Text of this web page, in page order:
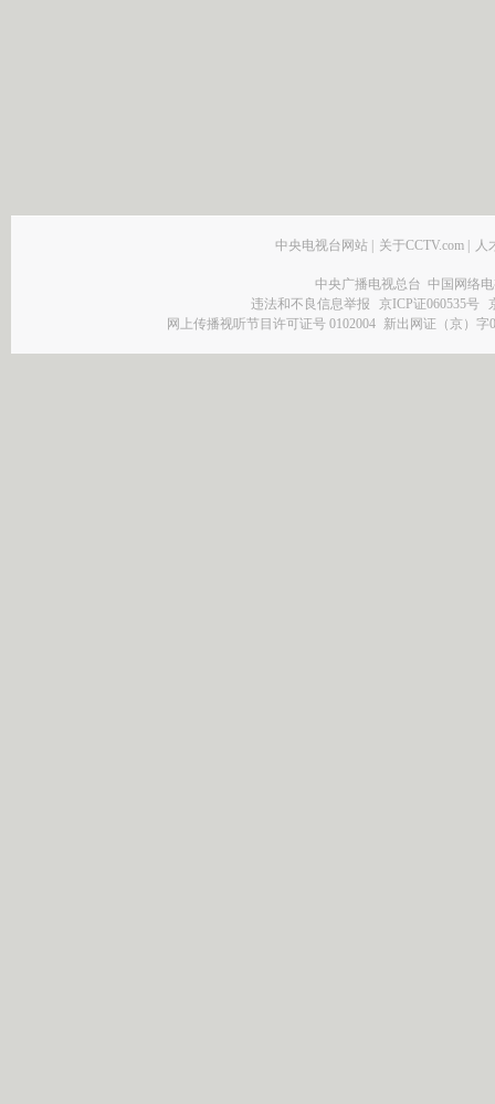
中央电视台网站 关于CCTV.com 人
中央广播电视总台 中国网络
违法和不良信息举报
京ICP证060535号
网上传播视听节目许可证号 0102004 新出网证（京）